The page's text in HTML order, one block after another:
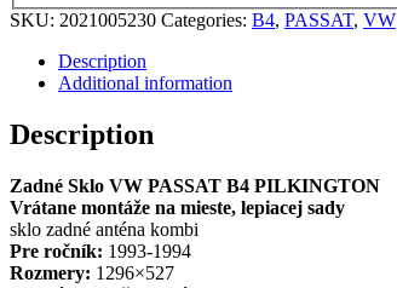
SKU: 2021005230 Categories: B4, PASSAT, VW
Description
Additional information
Description
Zadné Sklo VW PASSAT B4 PILKINGTON
Vrátane montáže na mieste, lepiacej sady
sklo zadné anténa kombi
Pre ročník: 1993-1994
Rozmery: 1296×527